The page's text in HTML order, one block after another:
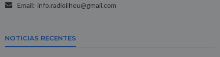
Email: info.radioilheu@gmail.com
NOTICIAS RECENTES